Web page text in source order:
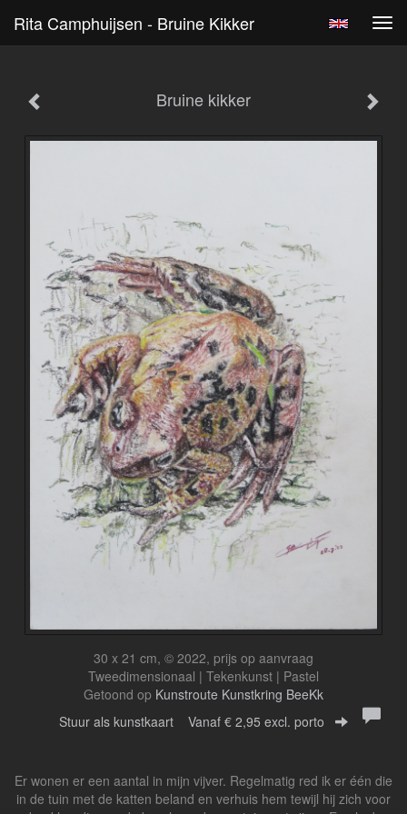
Rita Camphuijsen - Bruine Kikker
Bruine kikker
30 x 21 cm, © 2022, prijs op aanvraag
Tweedimensionaal | Tekenkunst | Pastel
Getoond op Kunstroute Kunstkring BeeKk
Stuur als kunstkaart Vanaf € 2,95 excl. porto
Er wonen er een aantal in mijn vijver. Regelmatig red ik er één die
in de tuin met de katten beland en verhuis hem tewijl hij zich voor